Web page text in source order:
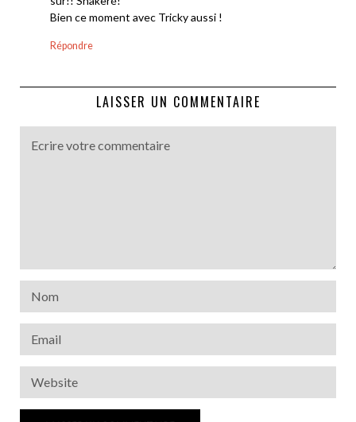
Bien ce moment avec Tricky aussi !
Répondre
LAISSER UN COMMENTAIRE